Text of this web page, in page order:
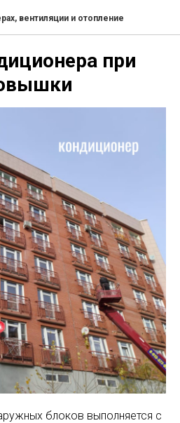
вентиляции и отопление
при
блоков выполняется с